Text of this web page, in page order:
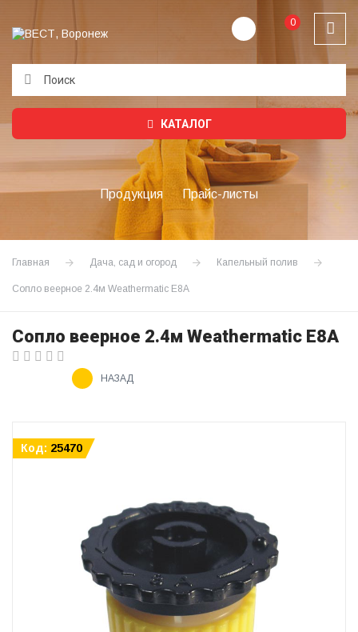
0
КАТАЛОГ
Продукция Прайс-листы
Главная Дача, сад и огород Капельный полив
Сопло веерное 2.4м Weathermatic E8A
Сопло веерное 2.4м Weathermatic E8A
НАЗАД
Код: 25470